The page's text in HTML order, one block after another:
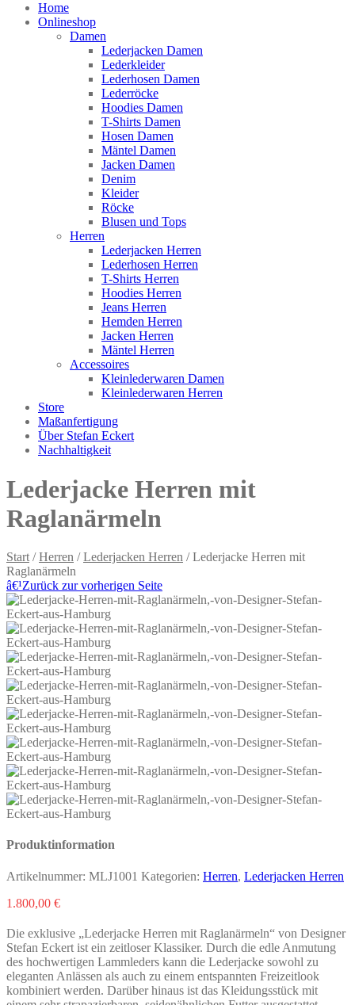
Home
Onlineshop
Damen
Lederjacken Damen
Lederkleider
Lederhosen Damen
Lederröcke
Hoodies Damen
T-Shirts Damen
Hosen Damen
Mäntel Damen
Jacken Damen
Denim
Kleider
Röcke
Blusen und Tops
Herren
Lederjacken Herren
Lederhosen Herren
T-Shirts Herren
Hoodies Herren
Jeans Herren
Hemden Herren
Jacken Herren
Mäntel Herren
Accessoires
Kleinlederwaren Damen
Kleinlederwaren Herren
Store
Maßanfertigung
Über Stefan Eckert
Nachhaltigkeit
Lederjacke Herren mit
Raglanärmeln
Start /Herren /Lederjacken Herren / Lederjacke Herren mit
Raglanärmeln
â€¹Zurück zur vorherigen Seite
Produktinformation
Artikelnummer: MLJ1001 Kategorien: Herren, Lederjacken Herren
1.800,00 €
Die exklusive „Lederjacke Herren mit Raglanärmeln“ von Designer
Stefan Eckert ist ein zeitloser Klassiker. Durch die edle Anmutung
des hochwertigen Lammleders kann die Lederjacke sowohl zu
eleganten Anlässen als auch zu einem entspannten Freizeitlook
kombiniert werden. Darüber hinaus ist das Kleidungsstück mit